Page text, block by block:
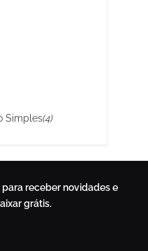
Simples(4)
receber novidades e
grátis.